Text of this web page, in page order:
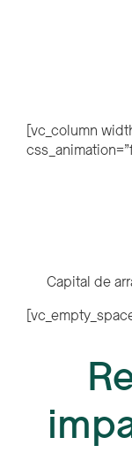
[vc_column
Capital de